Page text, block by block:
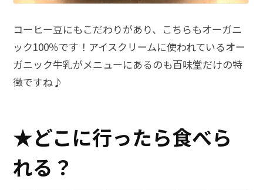
コーヒー豆にもこだわりがあり、こちらもオーガニ
ック100％です！アイスクリームに使われているオー
ガニック牛乳がメニューにあるのも百味堂だけの特
徴ですね♪
★どこに行ったら食べら
れる？